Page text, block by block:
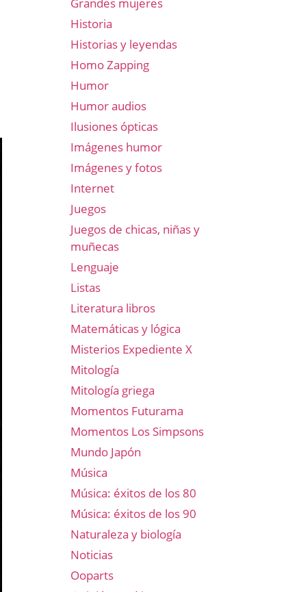
Historia
Historias y leyendas
Homo Zapping
Humor
Humor audios
Ilusiones ópticas
Imágenes humor
Imágenes y fotos
Internet
Juegos
Juegos de chicas, niñas y
muñecas
Lenguaje
Listas
Literatura libros
Matemáticas y lógica
Misterios Expediente X
Mitología
Mitología griega
Momentos Futurama
Momentos Los Simpsons
Mundo Japón
Música
Música: éxitos de los 80
Música: éxitos de los 90
Naturaleza y biología
Noticias
Ooparts